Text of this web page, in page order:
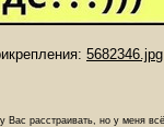
5682346.jpg
Вас расстраивать, но у меня